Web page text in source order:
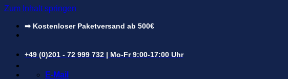
Zum Inhalt springen
➡ Kostenloser Paketversand ab 500€
+49 (0)201 - 72 999 732 | Mo-Fr 9:00-17:00 Uhr
E-Mail